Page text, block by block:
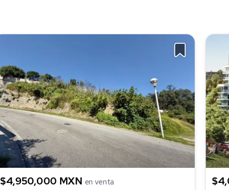
$4,950,000 MXN en venta